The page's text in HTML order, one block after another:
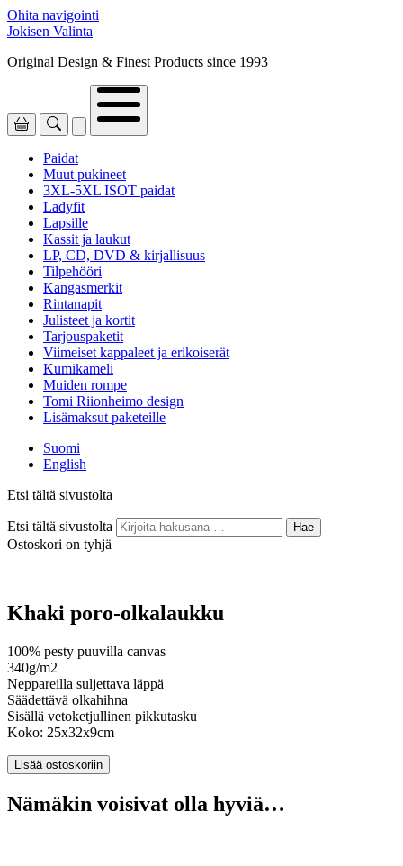
Ohita navigointi
Jokisen Valinta
Original Design & Finest Products since 1993
Paidat
Muut pukineet
3XL-5XL ISOT paidat
Ladyfit
Lapsille
Kassit ja laukut
LP, CD, DVD & kirjallisuus
Tilpehööri
Kangasmerkit
Rintanapit
Julisteet ja kortit
Tarjouspaketit
Viimeiset kappaleet ja erikoiserät
Kumikameli
Muiden rompe
Tomi Riionheimo design
Lisämaksut paketeille
Suomi
English
Etsi tältä sivustolta
Etsi tältä sivustolta Hae
Ostoskori on tyhjä
Khaki poro-olkalaukku
100% pesty puuvilla canvas
340g/m2
Neppareilla suljettava läppä
Säädettävä olkahihna
Sisällä vetoketjullinen pikkutasku
Koko: 25x32x9cm
Nämäkin voisivat olla hyviä…